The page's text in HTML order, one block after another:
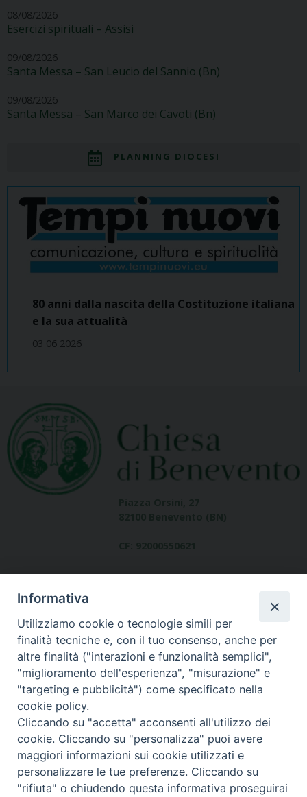
08/08/2026
Esercizi spirituali – Assisi
09/08/2026
Santa Messa – San Leucio del Sannio (Bn)
09/08/2026
Santa Messa – San Marco dei Cavoti (Bn)
PLANNING DIOCESI
80 anni dalla nascita della Costituzione italiana
e la sua attualità
03 06 2026
Dove siamo
contatti
Area riservata
Informativa
Utilizziamo cookie o tecnologie simili per
finalità tecniche e, con il tuo consenso, anche per
altre finalità ("interazioni e funzionalità semplici",
"miglioramento dell'esperienza", "misurazione" e
"targeting e pubblicità") come specificato nella
cookie policy.
Cliccando su "accetta" acconsenti all'utilizzo dei
cookie. Cliccando su "personalizza" puoi avere
maggiori informazioni sui cookie utilizzati e
personalizzare le tue preferenze. Cliccando su
"rifiuta" o chiudendo questa informativa proseguirai